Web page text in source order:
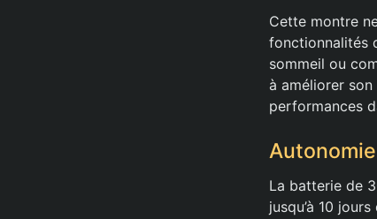
Cette montre
fonctionnalités
sommeil ou
à améliorer
performances
La batterie de
jusqu’à 10